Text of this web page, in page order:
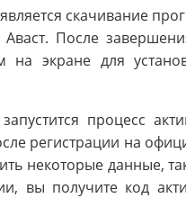
скачивание
После
на экране для
процесс
регистрации на
некоторые данные,
вы получите код